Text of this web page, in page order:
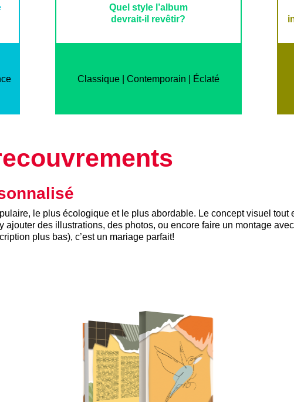
Quel style l’album
devrait-il revêtir?
Classique | Contemporain | Éclaté
le plus écologique et le plus abordable. Le concept visuel tout
ajouter des illustrations, des photos, ou encore faire un montage
plus bas), c’est un mariage parfait!